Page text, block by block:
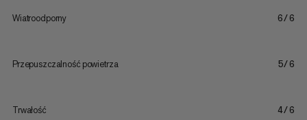
Wiatroodporny 6/6
Przepuszczalność powietrza 5/6
Trwałość 4/6